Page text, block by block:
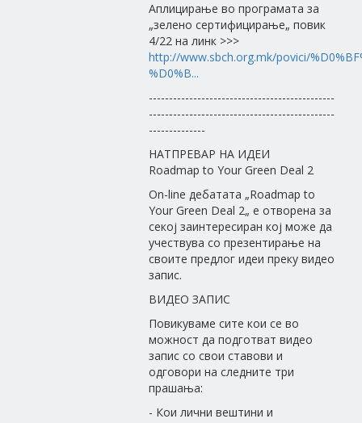
Аплицирање во програмата за
„зелено сертифицирање„ повик
4/22 на линк >>>
http://www.sbch.org.mk/povici/
%D0%B...
----------------------------------------------
----------------------------------------------
--------------
НАТПРЕВАР НА ИДЕИ
Roadmap to Your Green Deal 2
On-line дебатата „Roadmap to
Your Green Deal 2„ е отворена за
секој заинтересиран кој може да
учествува со презентирање на
своите предлог идеи преку видео
запис.
ВИДЕО ЗАПИС
Повикуваме сите кои се во
можност да подготват видео
запис со свои ставови и
одговори на следните три
прашања:
- Кои лични вештини и